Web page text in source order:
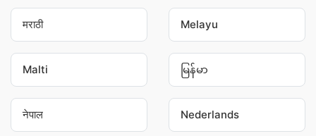
मराठी Melayu
Malti မြန်မာ
नेपाल Nederlands